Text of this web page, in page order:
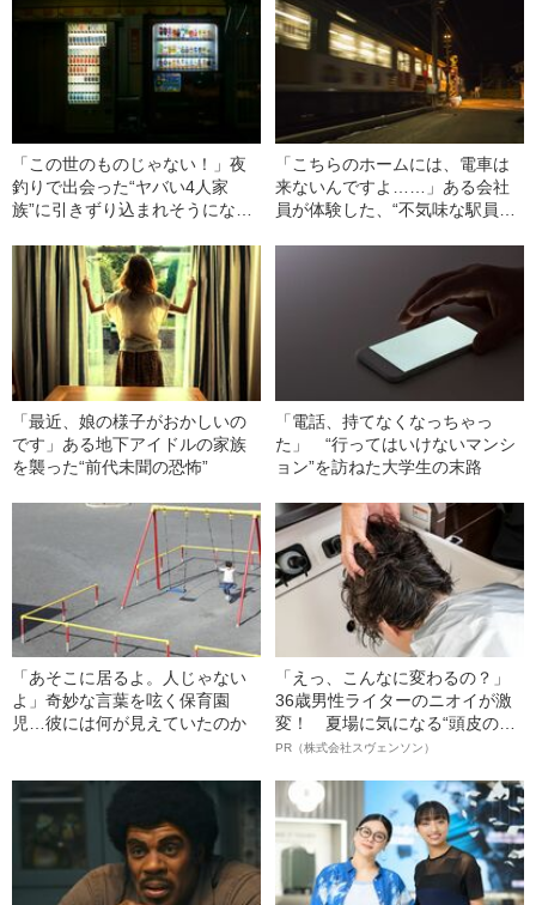
「この世のものじゃない！」夜
釣りで出会った“ヤバい4人家
族”に引きずり込まれそうになっ
「こちらのホームには、電車は
来ないんですよ……」ある会社
員が体験した、“不気味な駅員と
「最近、娘の様子がおかしいの
です」ある地下アイドルの家族
を襲った“前代未聞の恐怖”
「電話、持てなくなっちゃっ
た」 “行ってはいけないマンシ
ョン”を訪ねた大学生の末路
「あそこに居るよ。人じゃない
よ」奇妙な言葉を呟く保育園
児…彼には何が見えていたのか
「えっ、こんなに変わるの？」
36歳男性ライターのニオイが激
変！ 夏場に気になる“頭皮のニ
オイ”や“ベタつき”を解消す
ト”が生み出した徹底ケアとは
PR（株式会社スヴェンソン）